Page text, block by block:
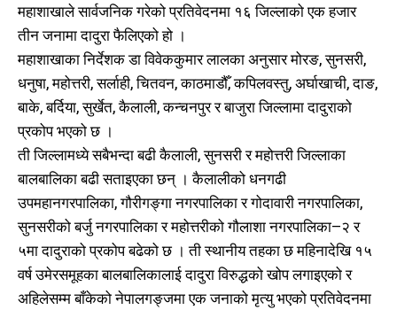
महाशाखाले सार्वजनिक गरेको प्रतिवेदनमा १६ जिल्लाको एक हजार
तीन जनामा दादुरा फैलिएको हो ।
महाशाखाका निर्देशक डा विवेककुमार लालका अनुसार मोरङ, सुनसरी,
धनुषा, महोत्तरी, सर्लाही, चितवन, काठमाडौँ, कपिलवस्तु, अर्घाखाची, दाङ,
बाके, बर्दिया, सुर्खेत, कैलाली, कन्चनपुर र बाजुरा जिल्लामा दादुराको
प्रकोप भएको छ ।
ती जिल्लामध्ये सबैभन्दा बढी कैलाली, सुनसरी र महोत्तरी जिल्लाका
बालबालिका बढी सताइएका छन् । कैलालीको धनगढी
उपमहानगरपालिका, गौरीगङ्गा नगरपालिका र गोदावारी नगरपालिका,
सुनसरीको बर्जु नगरपालिका र महोत्तरीको गौलाशा नगरपालिका–२ र
५मा दादुराको प्रकोप बढेको छ । ती स्थानीय तहका छ महिनादेखि १५
वर्ष उमेरसमूहका बालबालिकालाई दादुरा विरुद्धको खोप लगाइएको र
अहिलेसम्म बाँकेको नेपालगङ्जमा एक जनाको मृत्यु भएको प्रतिवेदनमा